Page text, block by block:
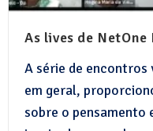
As lives de NetOne
A série de
em geral,
sobre o pensamento